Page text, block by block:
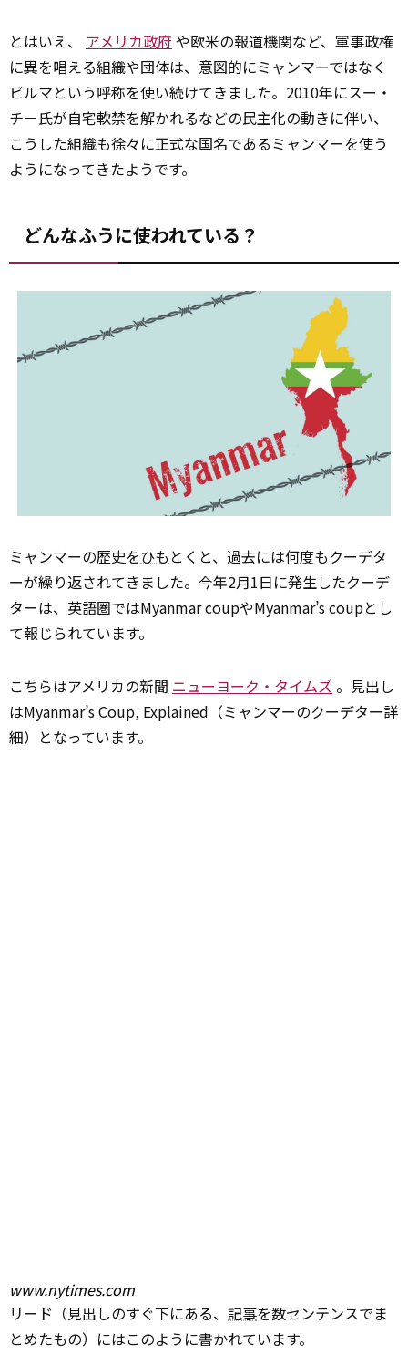
とはいえ、 アメリカ政府 や欧米の報道機関など、軍事政権
に異を唱える組織や団体は、意図的にミャンマーではなく
ビルマという呼称を使い続けてきました。2010年にスー・
チー氏が自宅軟禁を解かれるなどの民主化の動きに伴い、
こうした組織も徐々に正式な国名であるミャンマーを使う
ようになってきたようです。
どんなふうに使われている？
ミャンマーの歴史をひも とくと、過去には何度もクーデタ
ーが繰り返されてきました。今年2月1日に発生したクーデ
ターは、英語圏ではMyanmar coupやMyanmar’s coupとし
て報じられています。
こちらはアメリカの新聞 ニューヨーク・タイムズ 。見出し
はMyanmar’s Coup, Explained（ミャンマーのクーデター詳
細）となっています。
www.nytimes.com
リード（見出しのすぐ下にある、 記事を数センテンスでま
とめたもの）にはこのように書かれています。